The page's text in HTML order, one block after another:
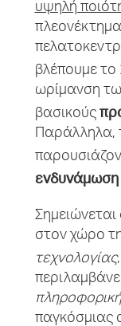
υψηλή
βλέπουμε το
ωρίμανση
βασικούς
Παράλληλα,
ενδυνάμωση
στον χώρο
τεχνολογίας
παγκόσμιας